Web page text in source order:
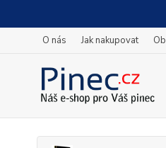
O nás Jak nakupovat